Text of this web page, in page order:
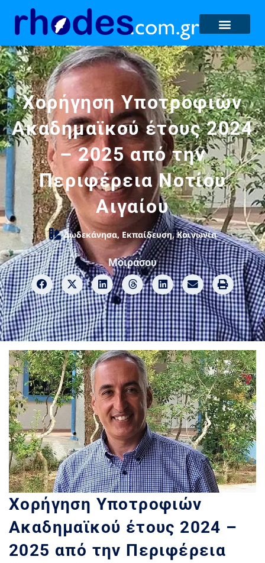
Χορήγηση Υποτροφιών
Ακαδημαϊκού έτους 2024
– 2025 από την
Περιφέρεια Νοτίου
Αιγαίου
Δωδεκάνησα, Εκπαίδευση,Κοινωνία
Μοιράσου
Χορήγηση Υποτροφιών
Ακαδημαϊκού έτους 2024 –
2025 από την Περιφέρεια